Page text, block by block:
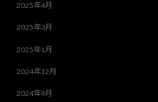
2025年4月
2025年3月
2025年1月
2024年12月
2024年9月